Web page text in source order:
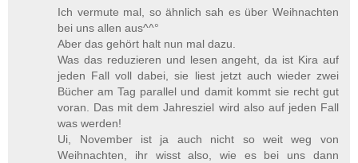
Ich vermute mal, so ähnlich sah es über Weihnachten
bei uns allen aus^^°
Aber das gehört halt nun mal dazu.
Was das reduzieren und lesen angeht, da ist Kira auf
jeden Fall voll dabei, sie liest jetzt auch wieder zwei
Bücher am Tag parallel und damit kommt sie recht gut
voran. Das mit dem Jahresziel wird also auf jeden Fall
was werden!
Ui, November ist ja auch nicht so weit weg von
Weihnachten, ihr wisst also, wie es bei uns dann